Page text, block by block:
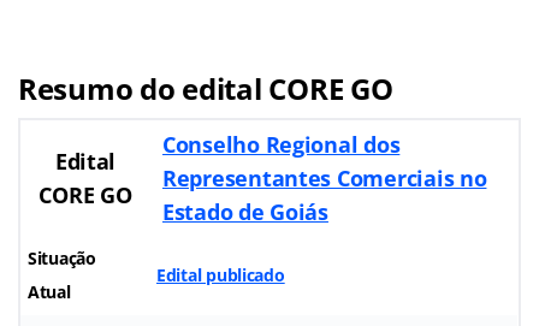
Resumo do edital CORE GO
Edital
CORE GO
Conselho Regional dos
Representantes Comerciais no
Estado de Goiás
Situação
Atual
Edital publicado